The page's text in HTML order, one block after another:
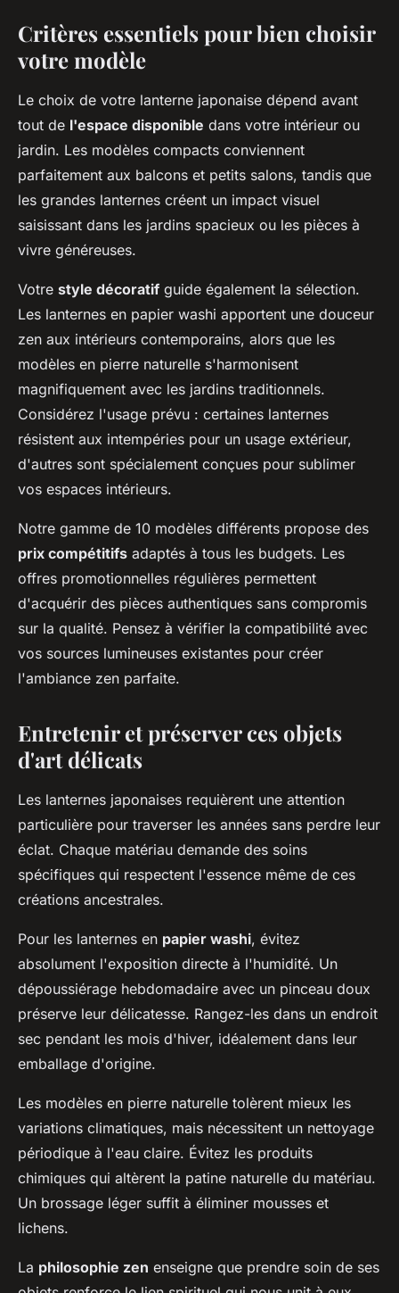
Critères essentiels pour bien choisir
votre modèle
Le choix de votre lanterne japonaise dépend avant
tout de l'espace disponible dans votre intérieur ou
jardin. Les modèles compacts conviennent
parfaitement aux balcons et petits salons, tandis que
les grandes lanternes créent un impact visuel
saisissant dans les jardins spacieux ou les pièces à
vivre généreuses.
Votre style décoratif guide également la sélection.
Les lanternes en papier washi apportent une douceur
zen aux intérieurs contemporains, alors que les
modèles en pierre naturelle s'harmonisent
magnifiquement avec les jardins traditionnels.
Considérez l'usage prévu : certaines lanternes
résistent aux intempéries pour un usage extérieur,
d'autres sont spécialement conçues pour sublimer
vos espaces intérieurs.
Notre gamme de 10 modèles différents propose des
prix compétitifs adaptés à tous les budgets. Les
offres promotionnelles régulières permettent
d'acquérir des pièces authentiques sans compromis
sur la qualité. Pensez à vérifier la compatibilité avec
vos sources lumineuses existantes pour créer
l'ambiance zen parfaite.
Entretenir et préserver ces objets
d'art délicats
Les lanternes japonaises requièrent une attention
particulière pour traverser les années sans perdre leur
éclat. Chaque matériau demande des soins
spécifiques qui respectent l'essence même de ces
créations ancestrales.
Pour les lanternes en papier washi, évitez
absolument l'exposition directe à l'humidité. Un
dépoussiérage hebdomadaire avec un pinceau doux
préserve leur délicatesse. Rangez-les dans un endroit
sec pendant les mois d'hiver, idéalement dans leur
emballage d'origine.
Les modèles en pierre naturelle tolèrent mieux les
variations climatiques, mais nécessitent un nettoyage
périodique à l'eau claire. Évitez les produits
chimiques qui altèrent la patine naturelle du matériau.
Un brossage léger suffit à éliminer mousses et
lichens.
La philosophie zen enseigne que prendre soin de ses